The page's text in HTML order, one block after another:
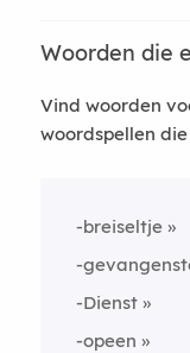
Woorden die
Vind woorden
woordspellen
-breiseltje
-
-Dienst
-opeen